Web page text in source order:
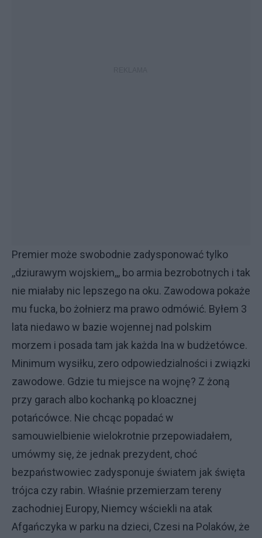
Premier może swobodnie zadysponować tylko
,,dziurawym wojskiem,,, bo armia bezrobotnych i tak
nie miałaby nic lepszego na oku. Zawodowa pokaże
mu fucka, bo żołnierz ma prawo odmówić. Byłem 3
lata niedawo w bazie wojennej nad polskim
morzem i posada tam jak każda Ina w budżetówce.
Minimum wysiłku, zero odpowiedzialności i związki
zawodowe. Gdzie tu miejsce na wojnę? Z żoną
przy garach albo kochanką po kloacznej
potańcówce. Nie chcąc popadać w
samouwielbienie wielokrotnie przepowiadałem,
umówmy się, że jednak prezydent, choć
bezpaństwowiec zadysponuje światem jak święta
trójca czy rabin. Właśnie przemierzam tereny
zachodniej Europy, Niemcy wściekli na atak
Afgańczyka w parku na dzieci, Czesi na Polaków, że